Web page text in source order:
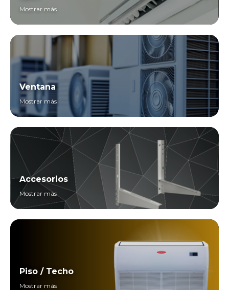
Mostrar más
Ventana
Mostrar más
Accesorios
Mostrar más
Piso / Techo
Mostrar más